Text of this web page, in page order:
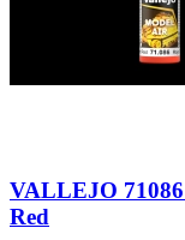
VALLEJO
Red